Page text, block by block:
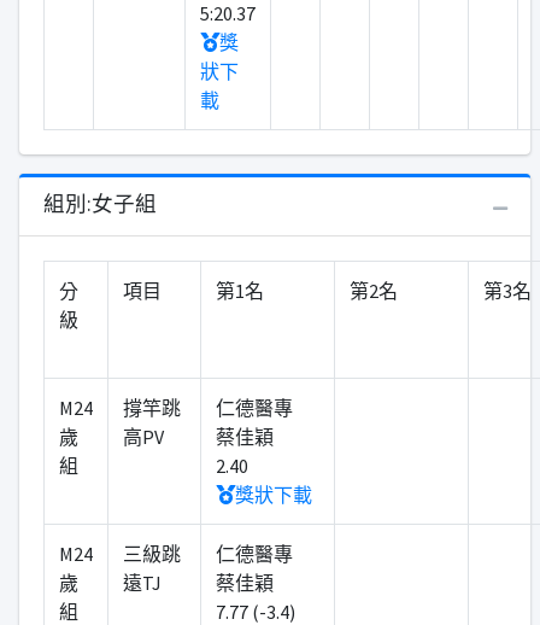
5:20.37
獎
狀下
載
組別:女子組
分
級
項目 第1名 第2名 第3名
M24
歲
組
撐竿跳
高PV
仁德醫專
蔡佳穎
2.40
獎狀下載
M24
歲
組
三級跳
遠TJ
仁德醫專
蔡佳穎
7.77 (-3.4)